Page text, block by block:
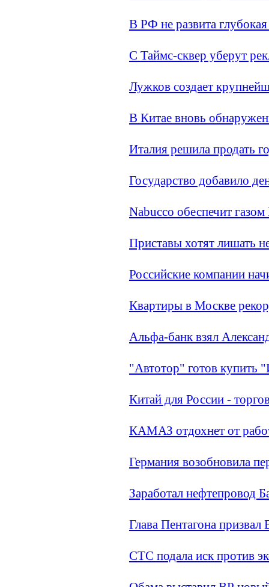
В РФ не развита глубокая
С Таймс-сквер уберут
Лужков создает
В Китае вновь
Италия решила продать
Государство добавило
Nabucco обеспечит
Приставы хотят лишать
Российские компании
Квартиры в Москве
Альфа-банк взял
"Автотор" готов купить
Китай для России -
КАМАЗ отдохнет от
Германия возобновила
Заработал нефтепровод
Глава Пентагона
СТС подала иск против